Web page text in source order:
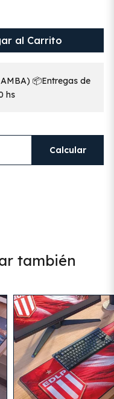
al Carrito
📦Entregas de
hs
Calcular
también